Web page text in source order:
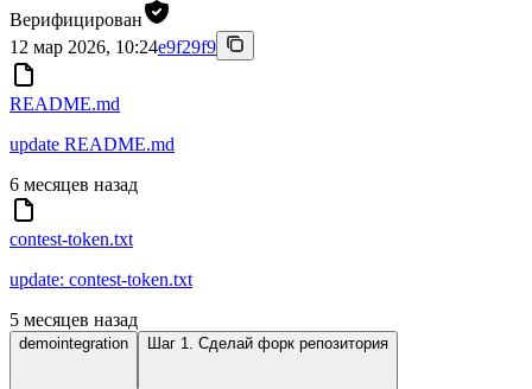
Верифицирован
12 мар 2026, 10:24e9f29f9
README.md
update README.md
6 месяцев назад
contest-token.txt
update: contest-token.txt
5 месяцев назад
demointegration Шаг 1. Сделай форк репозитория